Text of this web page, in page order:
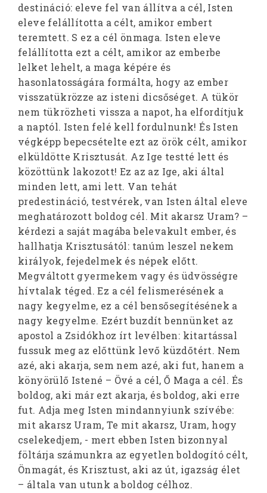
destináció: eleve fel van állítva a cél, Isten
eleve felállította a célt, amikor embert
teremtett. S ez a cél önmaga. Isten eleve
felállította ezt a célt, amikor az emberbe
lelket lehelt, a maga képére és
hasonlatosságára formálta, hogy az ember
visszatükrözze az isteni dicsőséget. A tükör
nem tükrözheti vissza a napot, ha elfordítjuk
a naptól. Isten felé kell fordulnunk! És Isten
végképp bepecsételte ezt az örök célt, amikor
elküldötte Krisztusát. Az Ige testté lett és
közöttünk lakozott! Ez az az Ige, aki által
minden lett, ami lett. Van tehát
predestináció, testvérek, van Isten által eleve
meghatározott boldog cél. Mit akarsz Uram? –
kérdezi a saját magába belevakult ember, és
hallhatja Krisztusától: tanúm leszel nekem
királyok, fejedelmek és népek előtt.
Megváltott gyermekem vagy és üdvösségre
hívtalak téged. Ez a cél felismerésének a
nagy kegyelme, ez a cél bensősegítésének a
nagy kegyelme. Ezért buzdít bennünket az
apostol a Zsidókhoz írt levélben: kitartással
fussuk meg az előttünk levő küzdőtért. Nem
azé, aki akarja, sem nem azé, aki fut, hanem a
könyörülő Istené – Övé a cél, Ő Maga a cél. És
boldog, aki már ezt akarja, és boldog, aki erre
fut. Adja meg Isten mindannyiunk szívébe:
mit akarsz Uram, Te mit akarsz, Uram, hogy
cselekedjem, - mert ebben Isten bizonnyal
föltárja számunkra az egyetlen boldogító célt,
Önmagát, és Krisztust, aki az út, igazság élet
– általa van utunk a boldog célhoz.